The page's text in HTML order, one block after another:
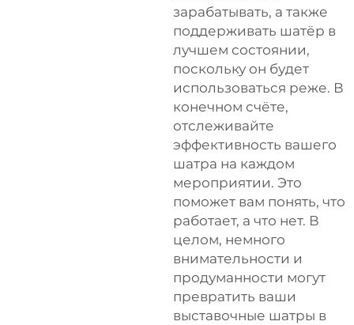
зарабатывать, а также
поддерживать шатёр в
лучшем состоянии,
поскольку он будет
использоваться реже. В
конечном счёте,
отслеживайте
эффективность вашего
шатра на каждом
мероприятии. Это
поможет вам понять, что
работает, а что нет. В
целом, немного
внимательности и
продуманности могут
превратить ваши
выставочные шатры в